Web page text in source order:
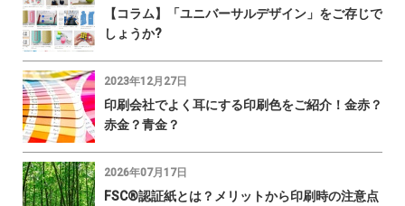
【コラム】「ユニバーサルデザイン」をご存じで
しょうか?
2023年12月27日
印刷会社でよく耳にする印刷色をご紹介！金赤？
赤金？青金？
2026年07月17日
FSC®認証紙とは？メリットから印刷時の注意点